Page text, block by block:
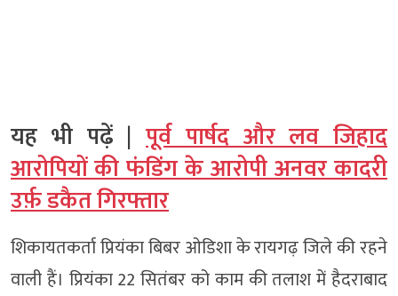
यह भी पढ़ें | पूर्व पार्षद और लव जिहाद
आरोपियों की फंडिंग के आरोपी अनवर कादरी
उर्फ़ डकैत गिरफ्तार
शिकायतकर्ता प्रियंका बिबर ओडिशा के रायगढ़ जिले की रहने
वाली हैं। प्रियंका 22 सितंबर को काम की तलाश में हैदराबाद